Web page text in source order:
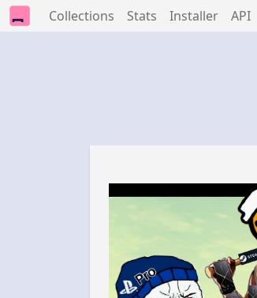
Collections Stats Installer API